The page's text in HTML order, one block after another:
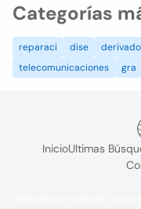
Categorías
reparaci dise
telecomunicaciones
gra
InicioUltimas